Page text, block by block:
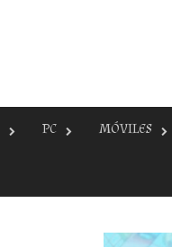
PC MÓVILES